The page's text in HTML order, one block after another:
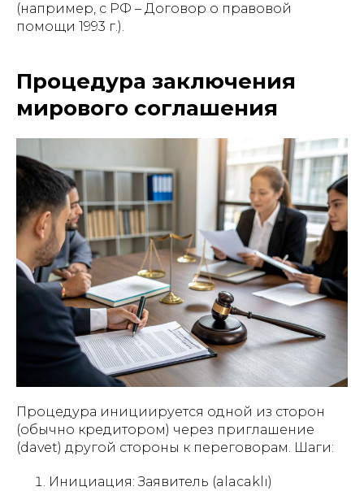
(например, с РФ – Договор о правовой
помощи 1993 г.).
Процедура заключения
мирового соглашения
Процедура инициируется одной из сторон
(обычно кредитором) через приглашение
(davet) другой стороны к переговорам. Шаги:
Инициация: Заявитель (alacaklı)